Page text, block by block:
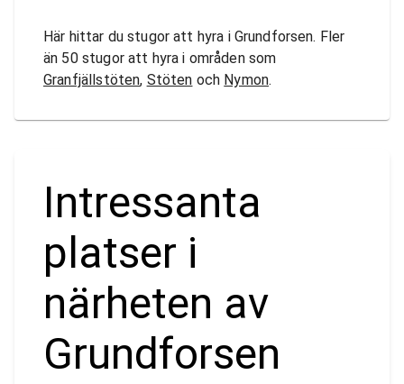
Här hittar du stugor att hyra i Grundforsen. Fler
än 50 stugor att hyra i områden som
Granfjällstöten, Stöten och Nymon.
Intressanta
platser i
närheten av
Grundforsen